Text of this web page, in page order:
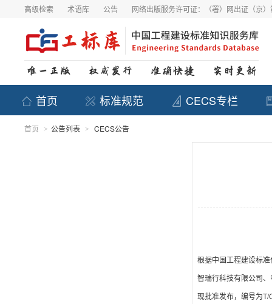
高级检索 术语库 公告 网络出版服务许可证：（署）网出证（京
首页 标准规范 CECS专栏
首页 > 公告列表 > CECS公告
根据中国工程建设标
智瑞行科技有限公司
现批准发布，编号为